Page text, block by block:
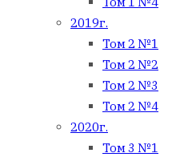
2019г.
Том 2 №1
Том 2 №2
Том 2 №3
Том 2 №4
2020г.
Том 3 №1